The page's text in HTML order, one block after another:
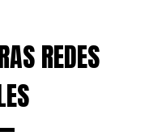
REDES